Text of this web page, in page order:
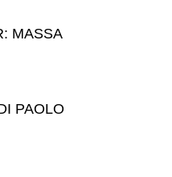
MASSA
PAOLO